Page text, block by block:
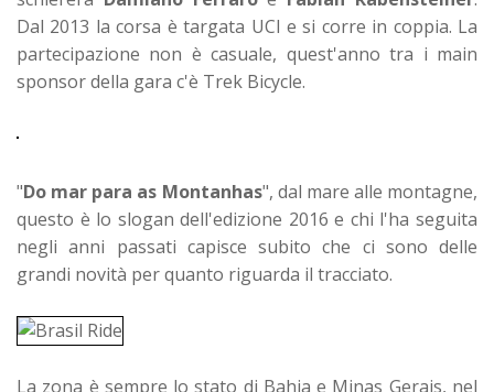
Dal 2013 la corsa è targata UCI e si corre in coppia. La
partecipazione non è casuale, quest'anno tra i main
sponsor della gara c'è Trek Bicycle.
"Do mar para as Montanhas", dal mare alle montagne,
questo è lo slogan dell'edizione 2016 e chi l'ha seguita
negli anni passati capisce subito che ci sono delle
grandi novità per quanto riguarda il tracciato.
La zona è sempre lo stato di Bahia e Minas Gerais, nel